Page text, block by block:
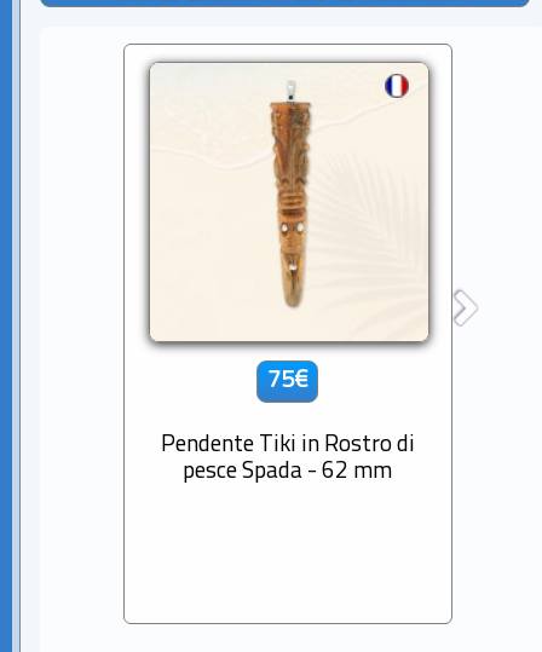
75€
Pendente Tiki in Rostro di
pesce Spada - 62 mm